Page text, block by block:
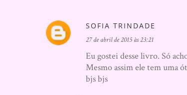
SOFIA TRINDADE
27 de abril de 2015 às 23:21
Eu gostei desse livro. Só
Mesmo assim ele tem uma
bjs bjs